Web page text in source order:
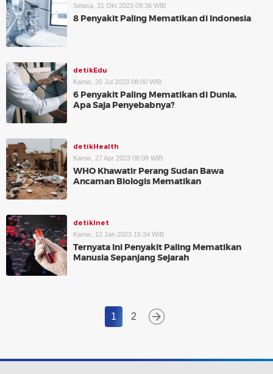
Selasa, 31 Okt 2023 09:36 WIB
8 Penyakit Paling Mematikan di Indonesia
detikEdu
Kamis, 20 Jul 2023 08:00 WIB
6 Penyakit Paling Mematikan di Dunia,
Apa Saja Penyebabnya?
detikHealth
Kamis, 27 Apr 2023 08:08 WIB
WHO Khawatir Perang Sudan Bawa
Ancaman Biologis Mematikan
detikInet
Kamis, 12 Jan 2023 15:34 WIB
Ternyata Ini Penyakit Paling Mematikan
Manusia Sepanjang Sejarah
1 2